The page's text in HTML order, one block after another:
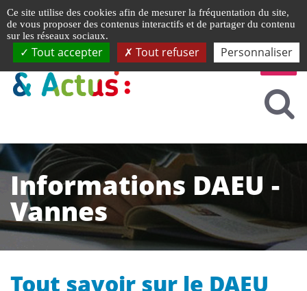
Informations DAEU -
Vannes
Tout savoir sur le DAEU
Ce site utilise des cookies afin de mesurer la fréquentation du site,
de vous proposer des contenus interactifs et de partager du contenu
sur les réseaux sociaux.
Tout accepter Tout refuser Personnaliser